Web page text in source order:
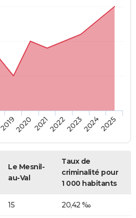
2019202020212022202320242025
Le Mesnil-
au-Val
Taux de
criminalité pour
1 000 habitants
15 20,42 ‰